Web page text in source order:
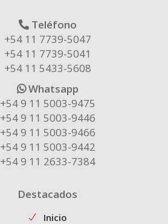
Teléfono
+54 11 7739-5047
+54 11 7739-5041
+54 11 5433-5608
Whatsapp
+54 9 11 5003-9475
+54 9 11 5003-9446
+54 9 11 5003-9466
+54 9 11 5003-9442
+54 9 11 2633-7384
Destacados
Inicio